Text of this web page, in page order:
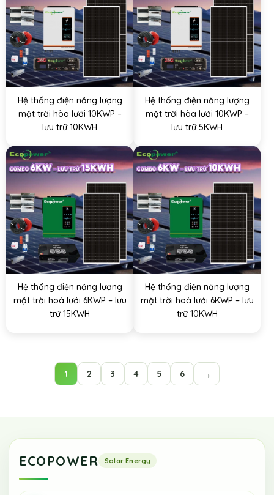
Hệ thống điện năng lượng
mặt trời hòa lưới 10KWP –
lưu trữ 10KWH
Hệ thống điện năng lượng
mặt trời hòa lưới 10KWP –
lưu trữ 5KWH
Hệ thống điện năng lượng
mặt trời hoà lưới 6KWP – lưu
trữ 15KWH
Hệ thống điện năng lượng
mặt trời hoà lưới 6KWP – lưu
trữ 10KWH
1 2 3 4 5 6 →
ECOPOWER